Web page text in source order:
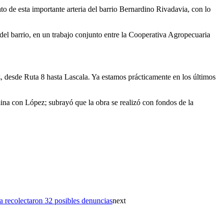
de esta importante arteria del barrio Bernardino Rivadavia, con lo
barrio, en un trabajo conjunto entre la Cooperativa Agropecuaria
Ruta 8 hasta Lascala. Ya estamos prácticamente en los últimos
con López; subrayó que la obra se realizó con fondos de la
recolectaron 32 posibles denunciasnext